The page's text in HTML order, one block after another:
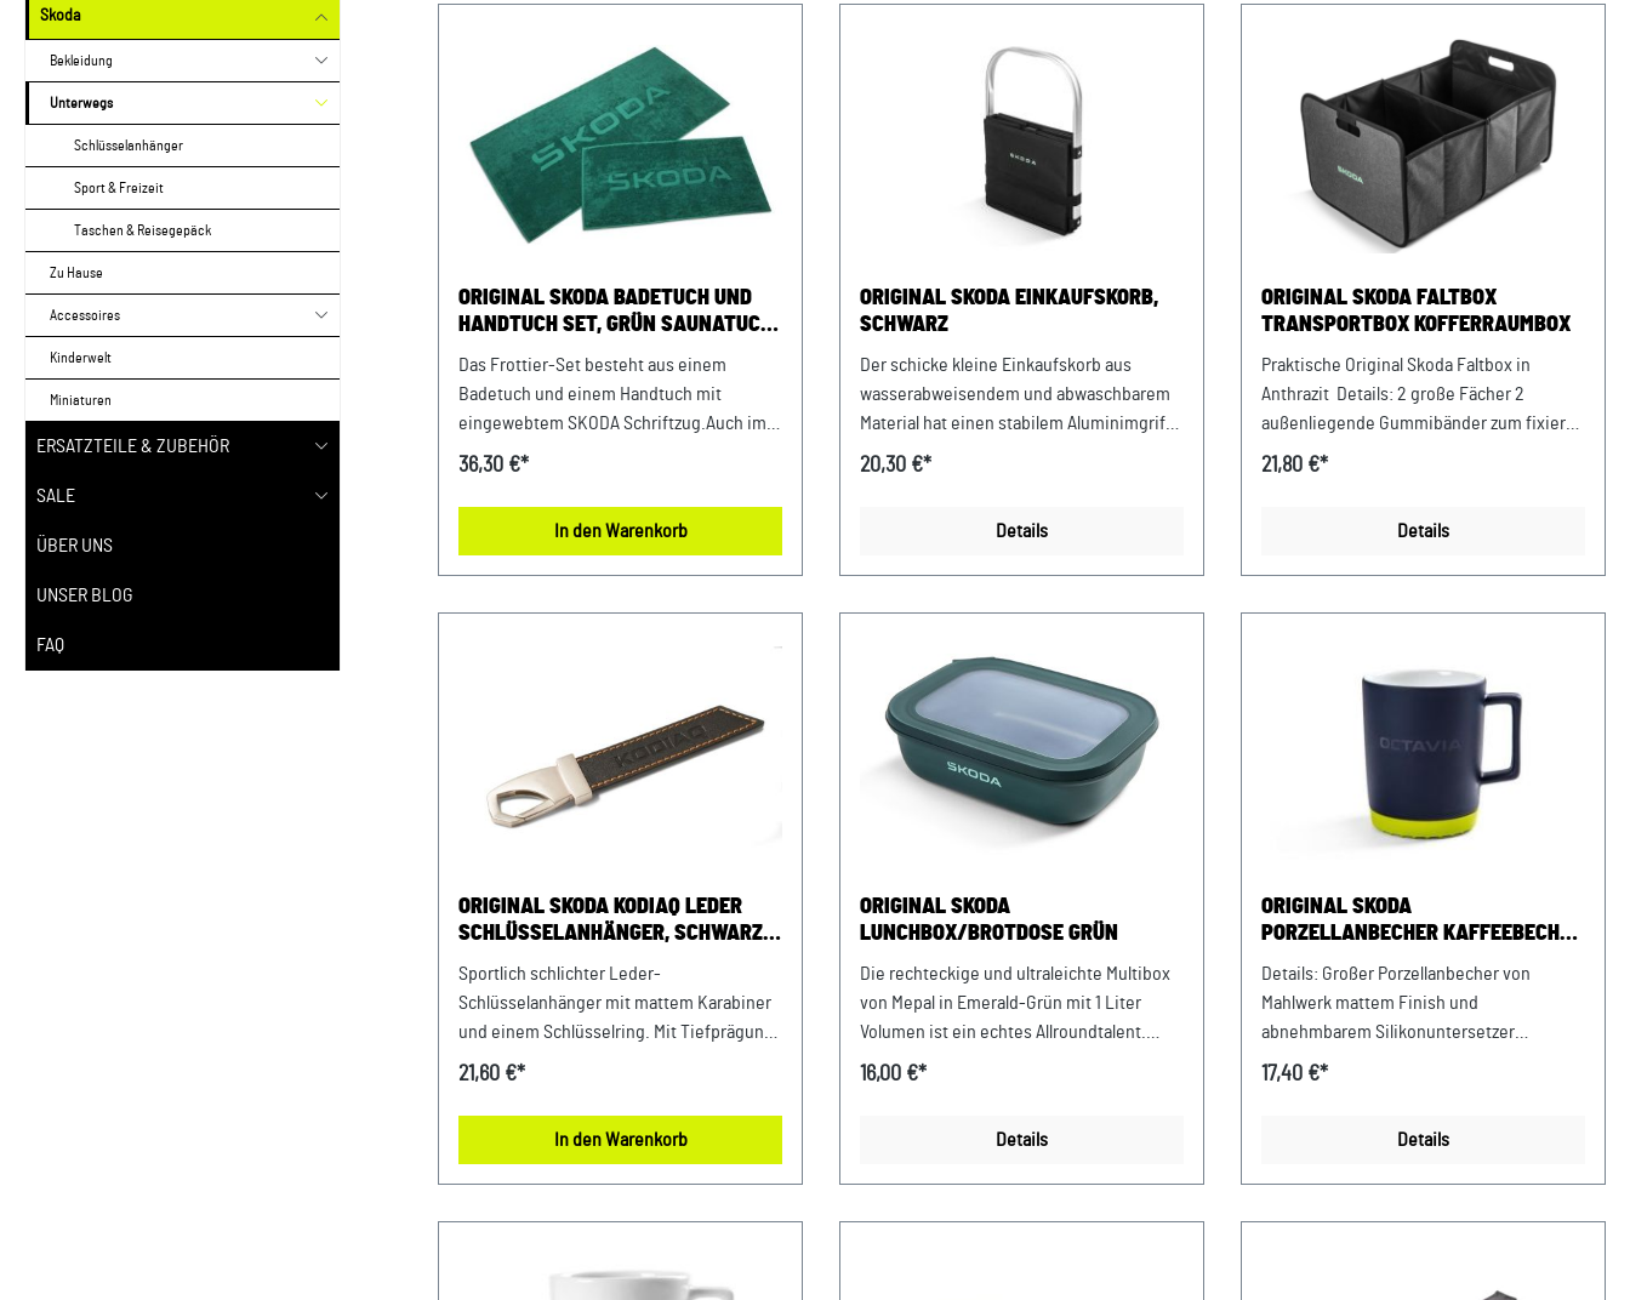
Skoda
Bekleidung
Unterwegs
Schlüsselanhänger
Sport & Freizeit
Taschen & Reisegepäck
Zu Hause
Accessoires
Kinderwelt
Miniaturen
ERSATZTEILE & ZUBEHÖR
SALE
ÜBER UNS
UNSER BLOG
FAQ
ORIGINAL SKODA BADETUCH UND
HANDTUCH SET, GRÜN SAUNATUCH
Das Frottier-Set besteht aus einem
Badetuch und einem Handtuch mit
eingewebtem SKODA Schriftzug.Auch im
heimischen Badezimmer machen die
Baumwolle LOW TWIST -
Niedrigdrehendes Garn - durch mehr Luft
36,30 €*
In den Warenkorb
ORIGINAL SKODA EINKAUFSKORB,
SCHWARZ
Der schicke kleine Einkaufskorb aus
wasserabweisendem und abwaschbarem
Material hat einen stabilem Aluminimgriff.
Details: Verstärkter Innenboden kann
Gummiband hält den Korb im gefalteten
40 x 24 x 20 cm Material: 600D Polyester,
Aluminium Farbe: schwarz
20,30 €*
Details
ORIGINAL SKODA FALTBOX
TRANSPORTBOX KOFFERRAUMBOX
Praktische Original Skoda Faltbox in
Anthrazit Details: 2 große Fächer 2
außenliegende Gummibänder zum fixieren
nach Zusammenfalten Electric-Grüner
gefaltet: 39 x 30 x 3 cm geöffnet: 39 x 30 x
21,80 €*
Details
ORIGINAL SKODA KODIAQ LEDER
SCHLÜSSELANHÄNGER, SCHWARZ
Sportlich schlichter Leder-
Schlüsselanhänger mit mattem Karabiner
und einem Schlüsselring. Mit Tiefprägung
„KODIAQ“ auf einer Seite im Lederriemen.
beiden Seiten zu sehen. Länge inkl.
Karabiner: ca. 14 cm Breite: ca. 2,5 cm
21,60 €*
In den Warenkorb
ORIGINAL SKODA
LUNCHBOX/BROTDOSE GRÜN
Die rechteckige und ultraleichte Multibox
von Mepal in Emerald-Grün mit 1 Liter
Volumen ist ein echtes Allroundtalent.
Details: auslaufsicher luft- und aromadicht
(ohne Deckel) geeignet für Spülmaschine
16,00 €*
Details
ORIGINAL SKODA
PORZELLANBECHER KAFFEEBECHER
DUNKELBLAU
Details: Großer Porzellanbecher von
Mahlwerk mattem Finish und
abnehmbarem Silikonuntersetzer
glänzender OCTAVIA Schriftzug
spülmaschinengeeignet Farbe: Tasse:
17,40 €*
Details